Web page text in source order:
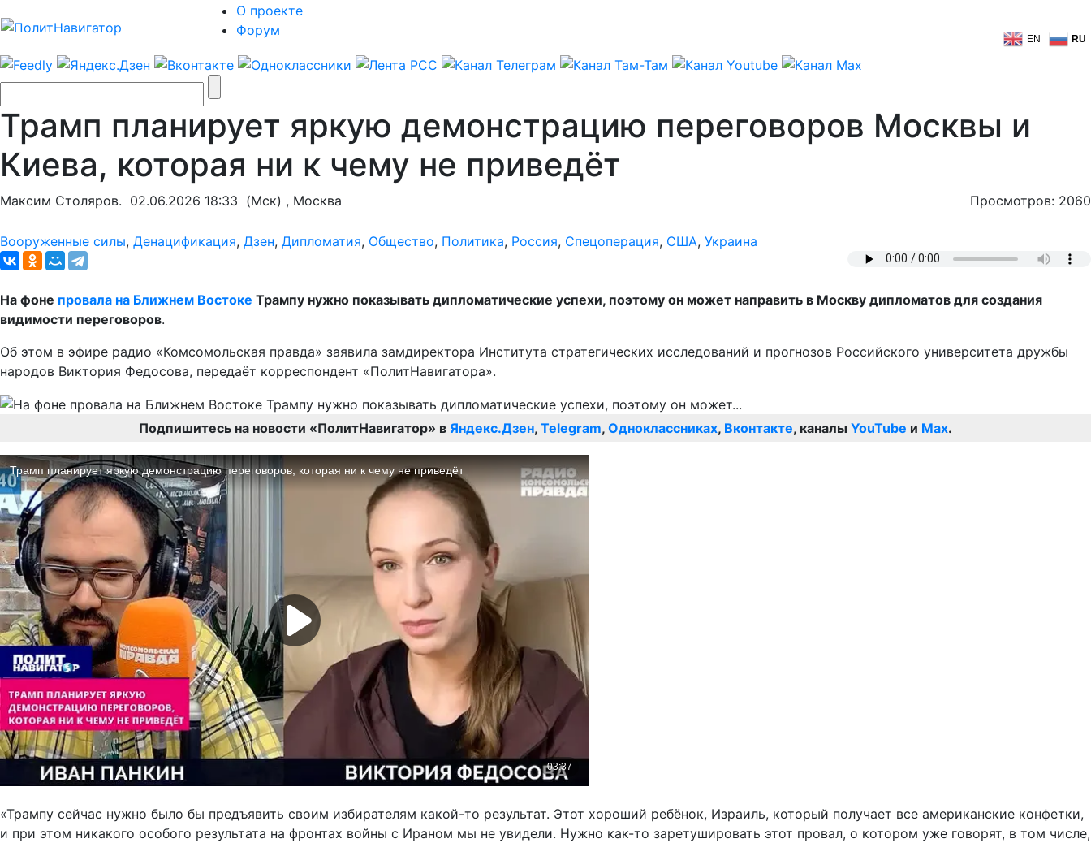
О проекте
Форум
EN RU
Трамп планирует яркую демонстрацию переговоров Москвы и
Киева, которая ни к чему не приведёт
Максим Столяров. 02.06.2026 18:33 (Мск) , Москва Просмотров: 2060
Вооруженные силы, Денацификация, Дзен, Дипломатия, Общество, Политика, Россия, Спецоперация, США, Украина
На фоне провала на Ближнем Востоке Трампу нужно показывать дипломатические успехи, поэтому он может направить в Москву дипломатов для создания
видимости переговоров.
Об этом в эфире радио «Комсомольская правда» заявила замдиректора Института стратегических исследований и прогнозов Российского университета дружбы
народов Виктория Федосова, передаёт корреспондент «ПолитНавигатора».
Подпишитесь на новости «ПолитНавигатор» в Яндекс.Дзен, Telegram, Одноклассниках, Вконтакте, каналы YouTube и Max.
«Трампу сейчас нужно было бы предъявить своим избирателям какой-то результат. Этот хороший ребёнок, Израиль, который получает все американские конфетки,
и при этом никакого особого результата на фронтах войны с Ираном мы не увидели. Нужно как-то заретушировать этот провал, о котором уже говорят, в том числе,